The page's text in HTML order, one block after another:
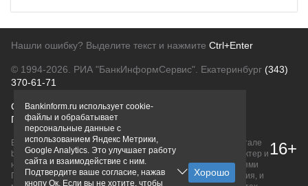
Нашли ошибку? Выделите текст и нажмите Ctrl+Enter
© 1994-2026. РИА "БанкИнформСервис". Екатеринбург (343)
370-61-71
О проектеПолитика конфиденциальности
Правовая информацияДля рекламодателей
Вся информация о продуктах банков, размещенная на портале
bankinform.ru, носит исключительно ознакомительный характер и
не является публичной офертой, определяемой положениями
ГК РФ. Информация не содержит точного и полного описания, и
16+
Bankinform.ru использует cookie-
файлы и обрабатывает
персональные данные с
использованием Яндекс Метрики,
Google Analytics. Это улучшает работу
сайта и взаимодействие с ним.
Подтвердите ваше согласие, нажав
кнопу Ок. Если вы не хотите, чтобы